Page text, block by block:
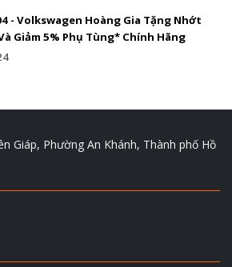
- Volkswagen Hoàng Gia Tặng Nhớt
Giảm 5% Phụ Tùng* Chính Hãng
Giáp, Phường An Khánh, Thành phố Hồ